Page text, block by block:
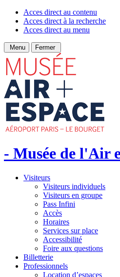
Acces direct au contenu
Acces direct à la recherche
Acces direct au menu
Menu Fermer
- Musée de l'Air
Visiteurs
Visiteurs individuels
Visiteurs en groupe
Pass Infini
Accès
Horaires
Services sur place
Accessibilité
Foire aux questions
Billetterie
Professionnels
Location d’espaces